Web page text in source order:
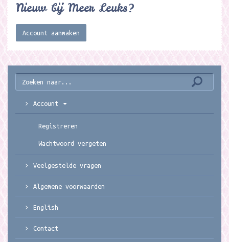
Nieuw bij Meer Leuks?
Account aanmaken
Account
Registreren
Wachtwoord vergeten
Veelgestelde vragen
Algemene voorwaarden
English
Contact